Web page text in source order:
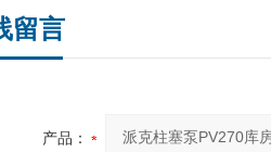
留言
产品：